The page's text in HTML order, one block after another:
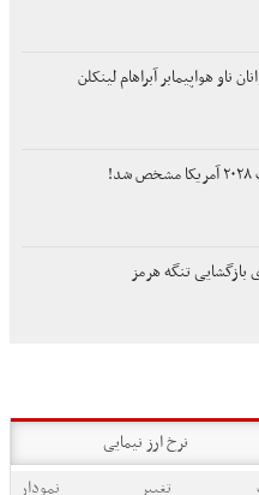
ناو هواپیمابر آبراهام لینکلن
بازگشایی تنگه هرمز
نرخ ارز نیمایی
تغییر
نمودار